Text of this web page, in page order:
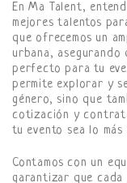
En Ma Talent,
mejores talentos
que ofrecemos un
urbana,
perfecto para tu
permite explorar y
género, sino que
cotización y
tu evento sea lo
Contamos con un
garantizar que